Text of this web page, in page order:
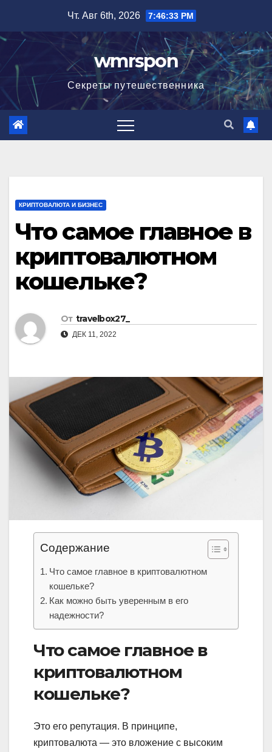
содержимому
Чт. Авг 6th, 2026 7:46:35 PM
wmrspon
Секреты путешественника
КРИПТОВАЛЮТА И БИЗНЕС
Что самое главное в
криптовалютном
кошельке?
От travelbox27_
ДЕК 11, 2022
Содержание
Что самое главное в криптовалютном
кошельке?
Как можно быть уверенным в его
надежности?
Что самое главное в
криптовалютном
кошельке?
Это его репутация. В принципе,
криптовалюта — это вложение с высоким